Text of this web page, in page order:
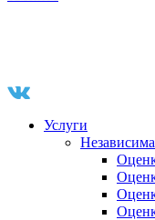
Услуги